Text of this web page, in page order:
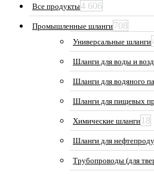
Все продукты4 606
Промышленные шланги708
Универсальные шланги
Шланги для воды и
Шланги для водяного
Шланги для пищевых
Химические шланги 18
Шланги для
Трубопроводы (для